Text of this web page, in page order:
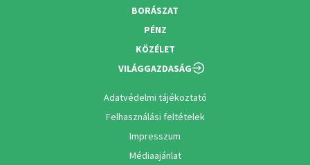
BORÁSZAT
PÉNZ
KÖZÉLET
VILÁGGAZDASÁG
Adatvédelmi tájékoztató
Felhasználási feltételek
Impresszum
Médiaajánlat